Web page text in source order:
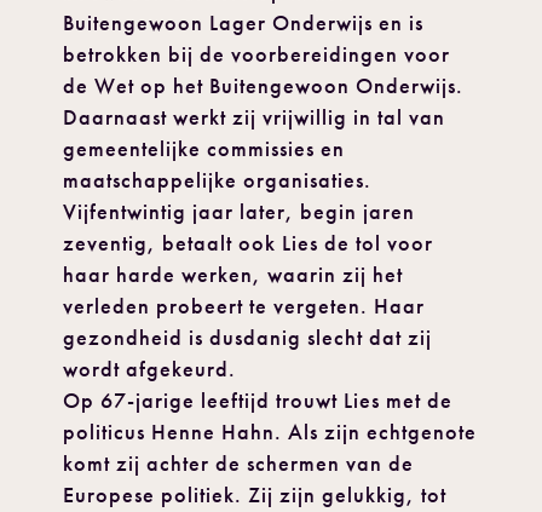
Buitengewoon Lager Onderwijs en is
betrokken bij de voorbereidingen voor
de Wet op het Buitengewoon Onderwijs.
Daarnaast werkt zij vrijwillig in tal van
gemeentelijke commissies en
maatschappelijke organisaties.
Vijfentwintig jaar later, begin jaren
zeventig, betaalt ook Lies de tol voor
haar harde werken, waarin zij het
verleden probeert te vergeten. Haar
gezondheid is dusdanig slecht dat zij
wordt afgekeurd.
Op 67-jarige leeftijd trouwt Lies met de
politicus Henne Hahn. Als zijn echtgenote
komt zij achter de schermen van de
Europese politiek. Zij zijn gelukkig, tot